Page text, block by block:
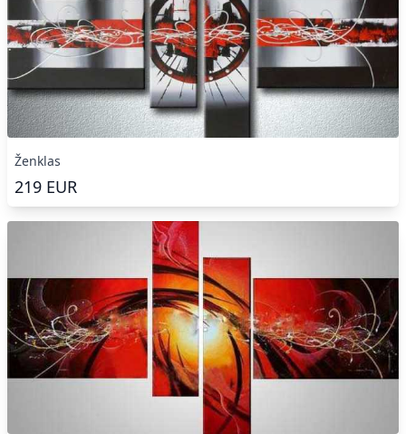
Ženklas
219 EUR